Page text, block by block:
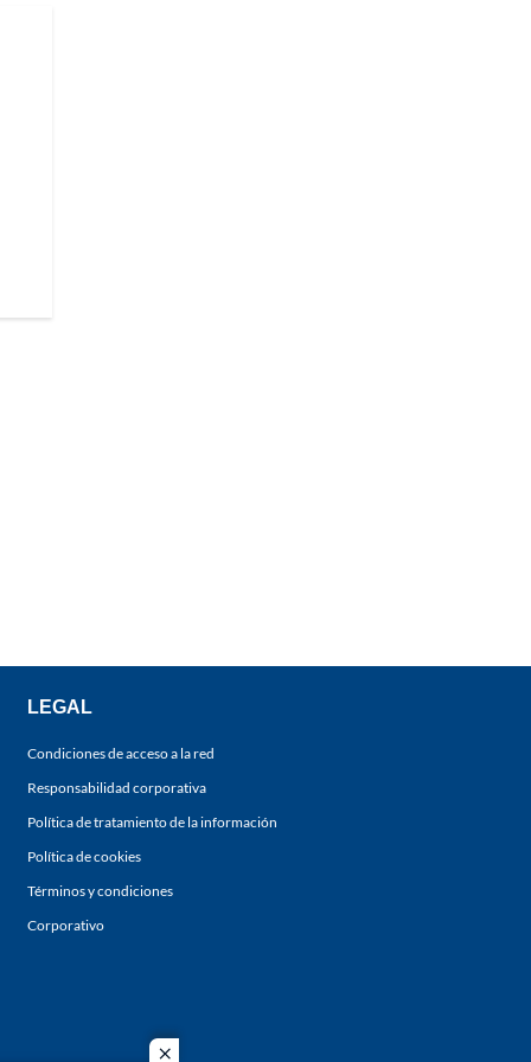
LEGAL
Condiciones de acceso a la red
Responsabilidad corporativa
Política de tratamiento de la información
Política de cookies
Términos y condiciones
Corporativo